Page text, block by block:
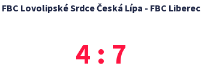
FBC Lovolipské Srdce Česká Lípa - FBC Liberec
4 : 7